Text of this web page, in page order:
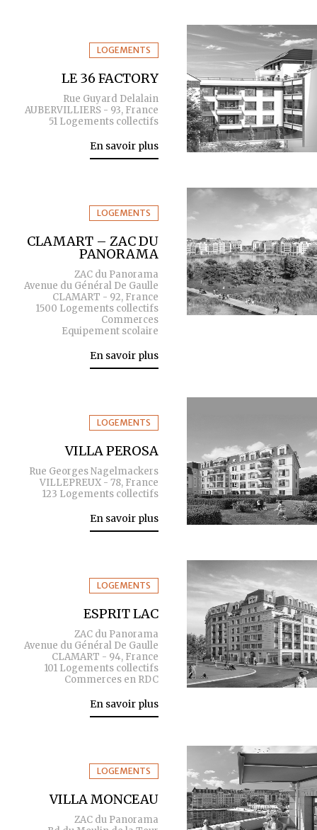
LOGEMENTS
LE 36 FACTORY
Rue Guyard Delalain
AUBERVILLIERS - 93, France
51 Logements collectifs
En savoir plus
LOGEMENTS
CLAMART – ZAC DU
PANORAMA
ZAC du Panorama
Avenue du Général De Gaulle
CLAMART - 92, France
1500 Logements collectifs
Commerces
Equipement scolaire
En savoir plus
LOGEMENTS
VILLA PEROSA
Rue Georges Nagelmackers
VILLEPREUX - 78, France
123 Logements collectifs
En savoir plus
LOGEMENTS
ESPRIT LAC
ZAC du Panorama
Avenue du Général De Gaulle
CLAMART - 94, France
101 Logements collectifs
Commerces en RDC
En savoir plus
LOGEMENTS
VILLA MONCEAU
ZAC du Panorama